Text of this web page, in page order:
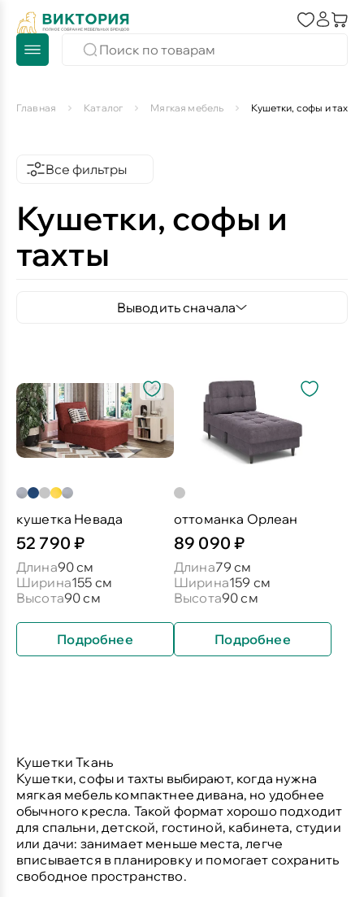
Главная Каталог Мягкая мебель Кушетки, софы и тахты
Все фильтры
Кушетки, софы и
тахты
Выводить сначала
кушетка Невада
52 790 ₽
Длина90 см
Ширина155 см
Высота90 см
Подробнее
оттоманка Орлеан
89 090 ₽
Длина79 см
Ширина159 см
Высота90 см
Подробнее
Кушетки Ткань
Кушетки, софы и тахты выбирают, когда нужна
мягкая мебель компактнее дивана, но удобнее
обычного кресла. Такой формат хорошо подходит
для спальни, детской, гостиной, кабинета, студии
или дачи: занимает меньше места, легче
вписывается в планировку и помогает сохранить
свободное пространство.